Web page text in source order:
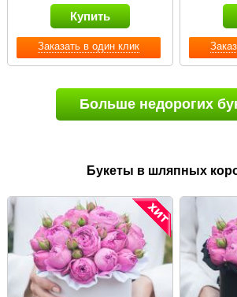
Заказать в один клик
Купить
Больше недорогих
Букеты в шляпных